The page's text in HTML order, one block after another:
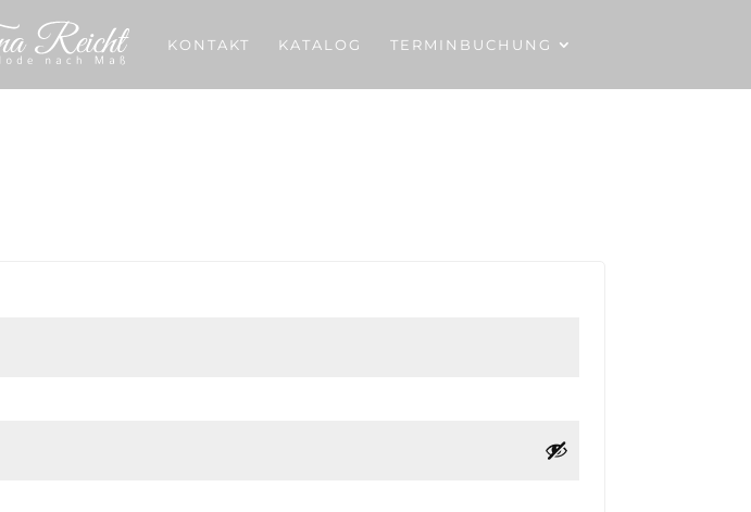
KONTAKT KATALOG TERMINBUCHUNG